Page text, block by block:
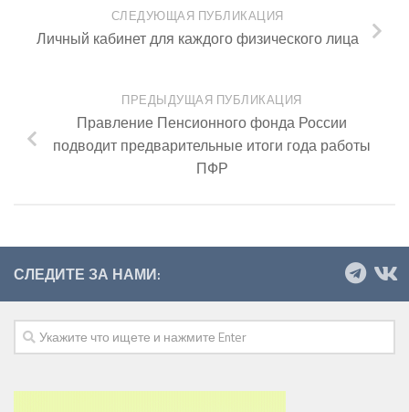
СЛЕДУЮЩАЯ ПУБЛИКАЦИЯ
Личный кабинет для каждого физического лица
ПРЕДЫДУЩАЯ ПУБЛИКАЦИЯ
Правление Пенсионного фонда России
подводит предварительные итоги года работы
ПФР
СЛЕДИТЕ ЗА НАМИ: